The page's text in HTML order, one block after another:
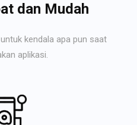
dan Mudah
kendala apa pun saat
aplikasi.